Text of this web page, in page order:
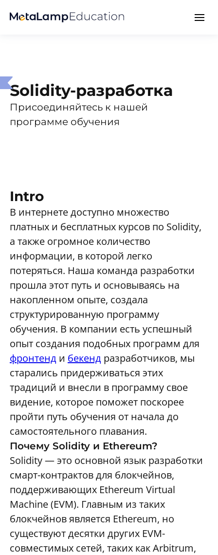
Solidity-разработка
Присоединяйтесь к нашей
программе обучения
Intro
В интернете доступно множество
платных и бесплатных курсов по Solidity,
а также огромное количество
информации, в которой легко
потеряться. Наша команда разработки
прошла этот путь и основываясь на
накопленном опыте, создала
структурированную программу
обучения. В компании есть успешный
опыт создания подобных программ для
фронтенд и бекенд разработчиков, мы
старались придерживаться этих
традиций и внесли в программу свое
видение, которое поможет поскорее
пройти путь обучения от начала до
самостоятельного плавания.
Почему Solidity и Ethereum?
Solidity — это основной язык разработки
смарт-контрактов для блокчейнов,
поддерживающих Ethereum Virtual
Machine (EVM). Главным из таких
блокчейнов является Ethereum, но
существуют десятки других EVM-
совместимых сетей, таких как Arbitrum,